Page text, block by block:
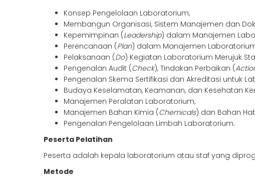
Konsep Pengelolaan Laboratorium;
Membangun Organisasi, Sistem Manajemen dan
Kepemimpinan (Leadership) dalam Manajemen
Perencanaan (Plan) dalam Manajemen
Pelaksanaan (Do) Kegiatan Laboratorium Merujuk
Pengenalan Audit (Check), Tindakan Perbaikan (
Pengenalan Skema Sertifikasi dan Akreditasi untuk
Budaya Keselamatan, Keamanan, dan Kesehatan
Manajemen Peralatan Laboratorium;
Manajemen Bahan Kimia (Chemicals) dan Bahan
Pengenalan Pengelolaan Limbah Laboratorium.
Peserta Pelatihan
Peserta adalah kepala laboratorium atau staf yang
Metode